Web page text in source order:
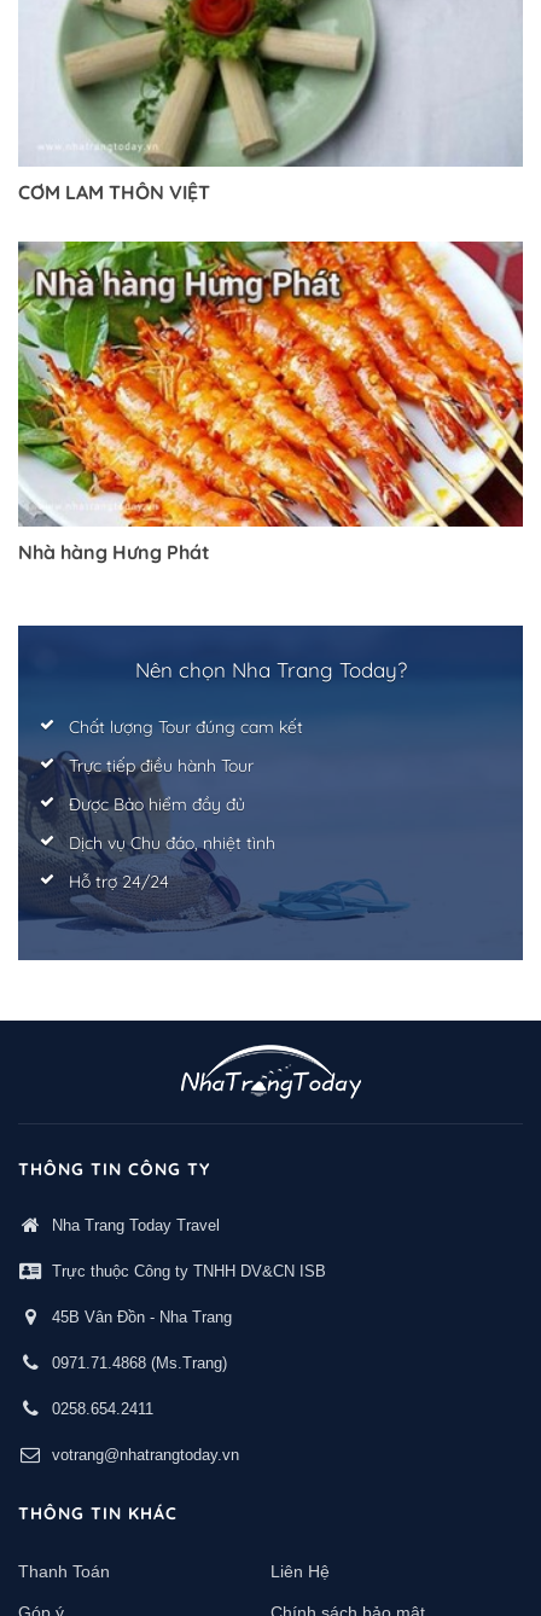
Trở về trang trước đó
CƠM LAM THÔN VIỆT
Nhà hàng Hưng Phát
Nên chọn Nha Trang Today?
Chất lượng Tour đúng cam kết
Trực tiếp điều hành Tour
Được Bảo hiểm đầy đủ
Dịch vụ Chu đáo, nhiệt tình
Hỗ trợ 24/24
THÔNG TIN CÔNG TY
Nha Trang Today Travel
Trực thuộc Công ty TNHH DV&CN ISB
45B Vân Đồn - Nha Trang
0971.71.4868 (Ms.Trang)
0258.654.2411
votrang@nhatrangtoday.vn
THÔNG TIN KHÁC
Thanh Toán Liên Hệ